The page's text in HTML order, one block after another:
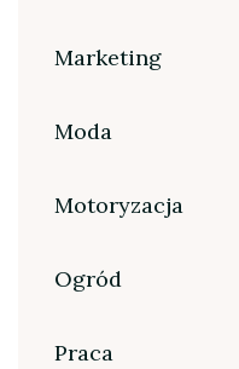
Marketing
Moda
Motoryzacja
Ogród
Praca